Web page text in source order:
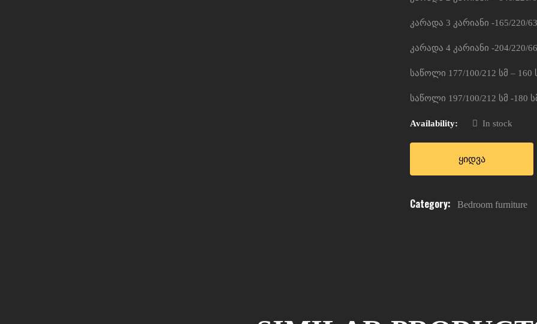
კარადა 3 კარიანი -165/220/
კარადა 4 კარიანი -204/220/
საწოლი 177/100/212 სმ – 160
საწოლი 197/100/212 სმ -180
Availability: In stock
ყიდვა
Category: Bedroom furniture